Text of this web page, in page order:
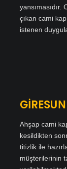
çıkan cami
istenen
Ahşap cami
kesildikten
titizlik ile
müşterilerinin